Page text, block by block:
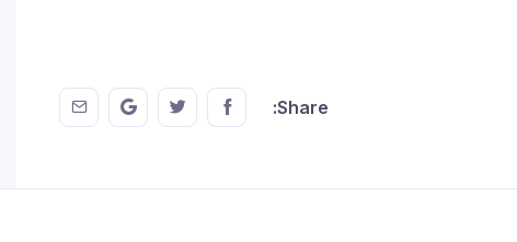
Share:
Share this on FaceBook
Share this on Twitter
on GMail